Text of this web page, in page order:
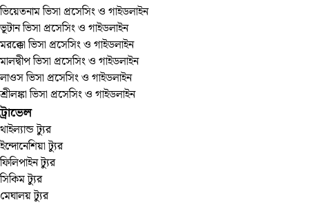
ভিয়েতনাম ভিসা প্রসেসিং ও গাইডলাইন
ভূটান ভিসা প্রসেসিং ও গাইডলাইন
মরক্কো ভিসা প্রসেসিং ও গাইডলাইন
মালদ্বীপ ভিসা প্রসেসিং ও গাইডলাইন
লাওস ভিসা প্রসেসিং ও গাইডলাইন
শ্রীলঙ্কা ভিসা প্রসেসিং ও গাইডলাইন
ট্রাভেল
থাইল্যান্ড ট্যুর
ইন্দোনেশিয়া ট্যুর
ফিলিপাইন ট্যুর
সিকিম ট্যুর
মেঘালয় ট্যুর